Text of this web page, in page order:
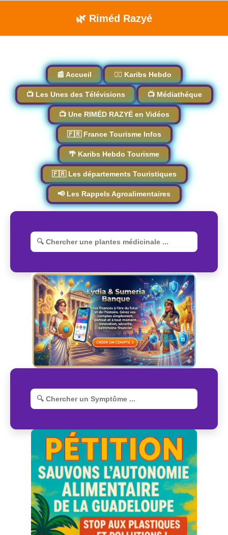
🌿 Riméd Razyé
📰 Accueil 🏴‍☠️ Karibs Hebdo
📺 Les Unes des Télévisions 📺 Médiathéque
📺 Une RIMÉD RAZYÉ en Vidéos
🇫🇷 France Tourisme Infos
🌴 Karibs Hebdo Tourisme
🇫🇷 Les départements Touristiques
📢 Les Rappels Agroalimentaires